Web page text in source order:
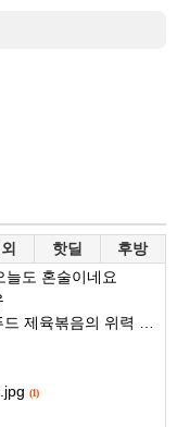
핫딜 후방
도 혼술이네요
육볶음의 위력 ㅋㅋ
(1)